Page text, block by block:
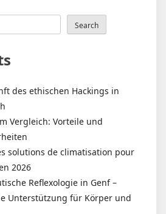
Search
des ethischen Hackings in
Vergleich: Vorteile und
solutions de climatisation pour
2026
Reflexologie in Genf –
Unterstützung für Körper und